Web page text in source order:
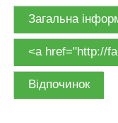
Загальна
<a href="http://
Відпочинок